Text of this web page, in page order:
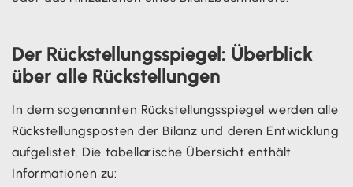
Der Rückstellungsspiegel: Überblick
über alle Rückstellungen
In dem sogenannten Rückstellungsspiegel werden alle
Rückstellungsposten der Bilanz und deren Entwicklung
aufgelistet. Die tabellarische Übersicht enthält
Informationen zu: